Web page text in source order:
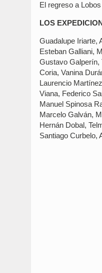
El regreso a
LOS
Guadalupe Iriarte,
Esteban Galliani,
Gustavo Galperín,
Coria, Vanina
Laurencio
Viana, Federico
Manuel Spinosa
Marcelo Galván,
Hernán Dobal,
Santiago Curbelo,